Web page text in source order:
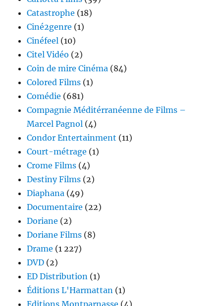
Catastrophe (18)
Ciné2genre (1)
Cinéfeel (10)
Citel Vidéo (2)
Coin de mire Cinéma (84)
Colored Films (1)
Comédie (681)
Compagnie Méditérranéenne de Films –
Marcel Pagnol (4)
Condor Entertainment (11)
Court-métrage (1)
Crome Films (4)
Destiny Films (2)
Diaphana (49)
Documentaire (22)
Doriane (2)
Doriane Films (8)
Drame (1 227)
DVD (2)
ED Distribution (1)
Éditions L'Harmattan (1)
Editions Montparnasse (4)